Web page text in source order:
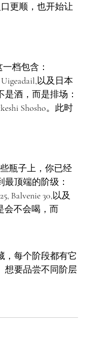
口更顺，也开始让
档包含：
Uigeadail,以及日本
是酒，而是排场：
Shosho。此时
些瓶子上，你已经
顶端的阶级：
Balvenie 30,以及
会不会喝，而
，每个阶段都有它
想要品尝不同阶层